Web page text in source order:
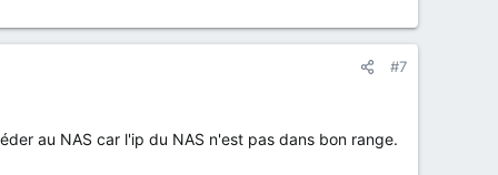
#7
au NAS car l'ip du NAS n'est pas dans bon range.